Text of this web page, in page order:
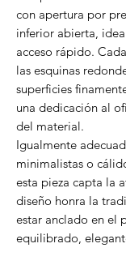
con apertura por
inferior abierta,
acceso rápido.
las esquinas
superficies
una dedicación al
del material.
Igualmente
minimalistas o
esta pieza capta la
diseño honra la
estar anclado en el
equilibrado,